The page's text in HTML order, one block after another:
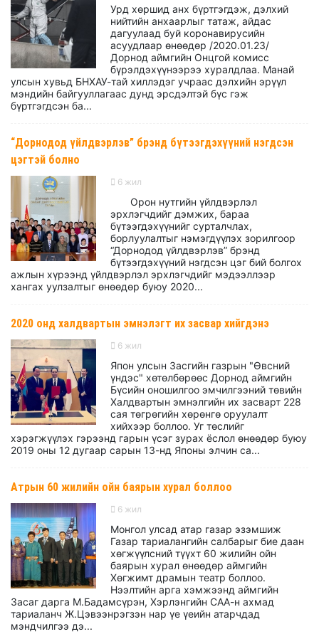
Урд хөршид анх бүртгэгдэж, дэлхий
нийтийн анхаарлыг татаж, айдас
дагуулаад буй коронавирусийн
асуудлаар өнөөдөр /2020.01.23/
Дорнод аймгийн Онцгой комисс
бүрэлдэхүүнээрээ хуралдлаа. Манай
улсын хувьд БНХАУ-тай хиллэдэг учраас дэлхийн эрүүл
мэндийн байгууллагаас дунд эрсдэлтэй бүс гэж
бүртгэгдсэн ба...
“Дорнодод үйлдвэрлэв” брэнд бүтээгдэхүүний нэгдсэн
цэгтэй болно
6 жил
Орон нутгийн үйлдвэрлэл
эрхлэгчдийг дэмжих, бараа
бүтээгдэхүүнийг сурталчлах,
борлуулалтыг нэмэгдүүлэх зорилгоор
“Дорнодод үйлдвэрлэв” брэнд
бүтээгдэхүүний нэгдсэн цэг бий болгох
ажлын хүрээнд үйлдвэрлэл эрхлэгчдийг мэдээллээр
хангах уулзалтыг өнөөдөр буюу 2020...
2020 онд халдвартын эмнэлэгт их засвар хийгдэнэ
6 жил
Япон улсын Засгийн газрын "Өвсний
үндэс" хөтөлбөрөөс Дорнод аймгийн
Бүсийн оношилгоо эмчилгээний төвийн
Халдвартын эмнэлгийн их засварт 228
сая төгрөгийн хөрөнгө оруулалт
хийхээр боллоо. Уг төслийг
хэрэгжүүлэх гэрээнд гарын үсэг зурах ёслол өнөөдөр буюу
2019 оны 12 дугаар сарын 13-нд Японы элчин са...
Атрын 60 жилийн ойн баярын хурал боллоо
6 жил
Монгол улсад атар газар эзэмшиж
Газар тариалангийн салбарыг бие даан
хөгжүүлсний түүхт 60 жилийн ойн
баярын хурал өнөөдөр аймгийн
Хөгжимт драмын театр боллоо.
Нээлтийн арга хэмжээнд аймгийн
Засаг дарга М.Бадамсүрэн, Хэрлэнгийн САА-н ахмад
тариаланч Ж.Цэвээнрэгзэн нар үе үеийн атарчдад
мэндчилгээ дэ...